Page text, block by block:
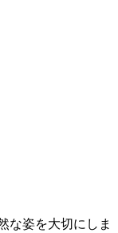
な姿を大切にしま